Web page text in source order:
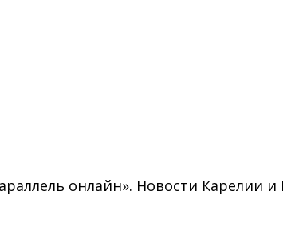
онлайн». Новости Карелии